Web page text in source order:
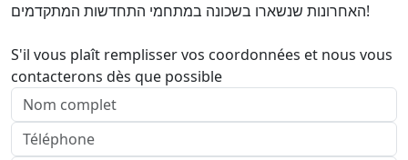
האחרונות שנשארו בשכונה במתחמי התחדשות המתקדמים!
S'il vous plaît remplisser vos coordonnées et nous vous
contacterons dès que possible